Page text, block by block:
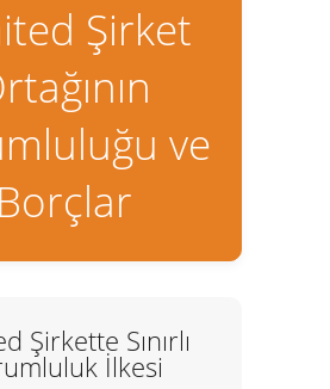
Şirket
ve
Borçlar
Şirkette Sınırlı
İlkesi